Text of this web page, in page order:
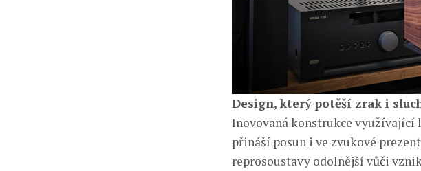
Design, který potěší zrak i
Inovovaná konstrukce využívající
přináší posun i ve zvukové
reprosoustavy odolnější vůči